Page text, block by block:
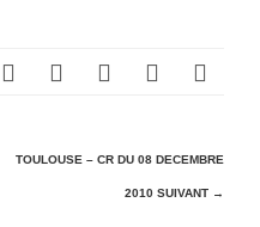
TOULOUSE – CR DU 08 DECEMBRE
2010 SUIVANT →